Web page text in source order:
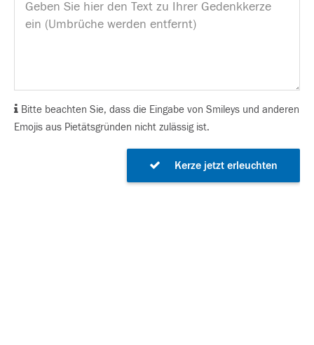
Bitte beachten Sie, dass die Eingabe von Smileys und anderen
Emojis aus Pietätsgründen nicht zulässig ist.
Kerze jetzt erleuchten